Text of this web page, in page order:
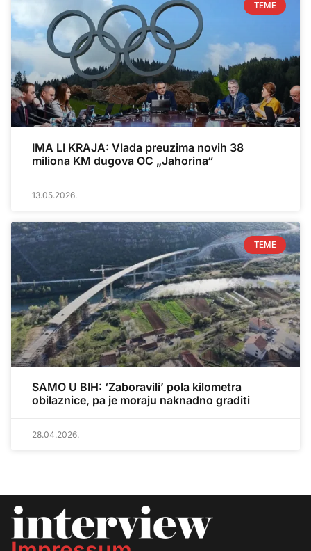
TEME
IMA LI KRAJA: Vlada preuzima novih 38
miliona KM dugova OC „Jahorina“
13.05.2026.
TEME
SAMO U BIH: ‘Zaboravili’ pola kilometra
obilaznice, pa je moraju naknadno graditi
28.04.2026.